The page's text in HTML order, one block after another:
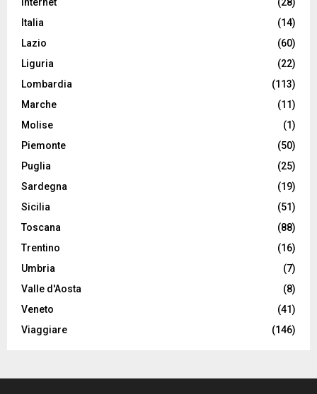
Italia
(14)
Lazio
(60)
Liguria
(22)
Lombardia
(113)
Marche
(11)
Molise
(1)
Piemonte
(50)
Puglia
(25)
Sardegna
(19)
Sicilia
(51)
Toscana
(88)
Trentino
(16)
Umbria
(7)
Valle d'Aosta
(8)
Veneto
(41)
Viaggiare
(146)